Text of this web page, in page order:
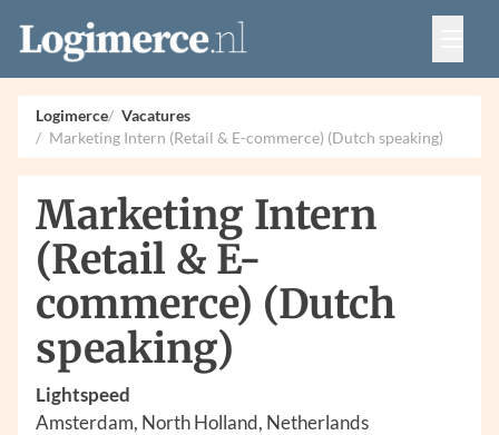
Vacatures
Events
Adverteren
Partners
Logimerce
Vacatures
Marketing Intern (Retail & E-commerce) (Dutch speaking)
Marketing Intern
(Retail & E-
commerce) (Dutch
speaking)
Lightspeed
Amsterdam, North Holland, Netherlands